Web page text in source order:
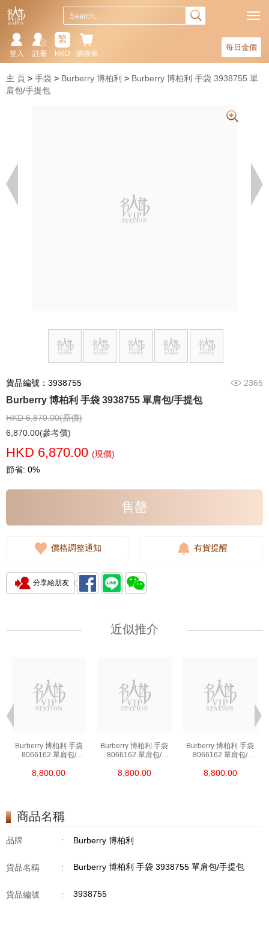
每日金價
購物車
繁
HKD
註冊
登入
主 頁 手袋 Burberry 博柏利
Burberry 博柏利 手袋 3938755 單
肩包/手提包
貨品編號：3938755 2365
Burberry 博柏利 手袋 3938755 單肩包/手提包
HKD 6,870.00(原價)
6,870.00(參考價)
HKD 6,870.00 (現價)
節省: 0%
售罄
價格調整通知 有貨提醒
分享給朋友
近似推介
Burberry 博柏利 手袋
8066162 單肩包/
8,800.00
Burberry 博柏利 手袋
8066162 單肩包/
8,800.00
Burberry 博柏利 手袋
8066162 單肩包/
8,800.00
商品名稱
品牌 : Burberry 博柏利
貨品名稱 : Burberry 博柏利 手袋 3938755 單肩包/手提包
貨品編號 : 3938755